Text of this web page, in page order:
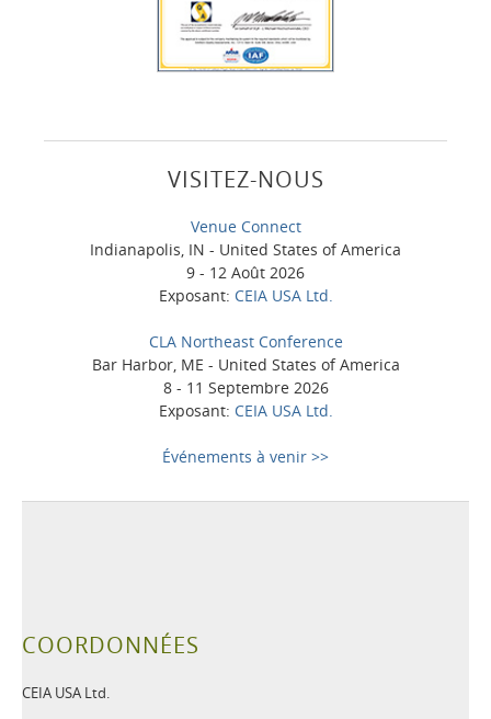
VISITEZ-NOUS
Venue Connect
Indianapolis, IN - United States of America
9 - 12 Août 2026
Exposant: CEIA USA Ltd.
CLA Northeast Conference
Bar Harbor, ME - United States of America
8 - 11 Septembre 2026
Exposant: CEIA USA Ltd.
Événements à venir >>
COORDONNÉES
CEIA USA Ltd.